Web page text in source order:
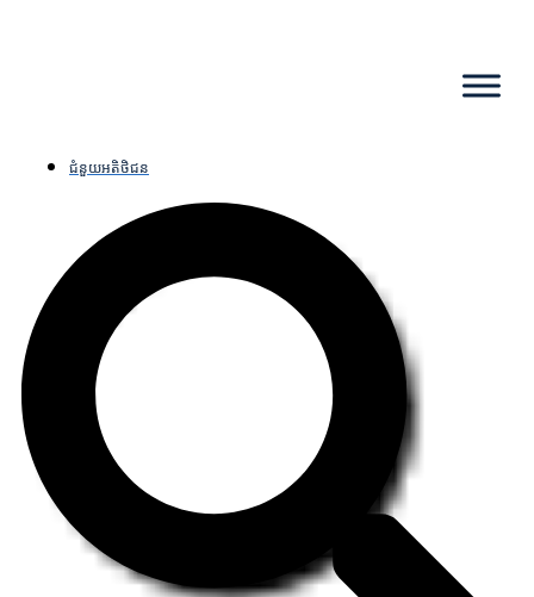
ជំនួយអតិថិជន